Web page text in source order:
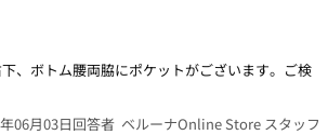
、ボトム腰両脇にポケットがございます。ご検
回答者 ベルーナOnline Store スタッフ
06月03日